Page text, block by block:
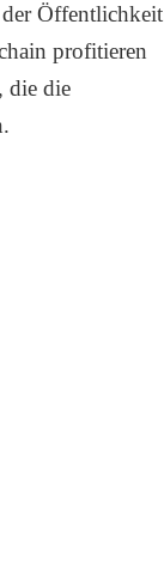
Öffentlichkeit
profitieren
die die